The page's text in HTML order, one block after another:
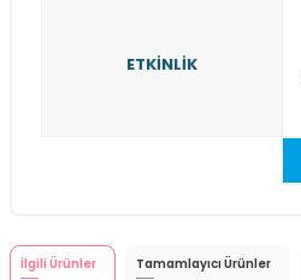
ETKİNLİK
İlgili Ürünler Tamamlayıcı Ürünler